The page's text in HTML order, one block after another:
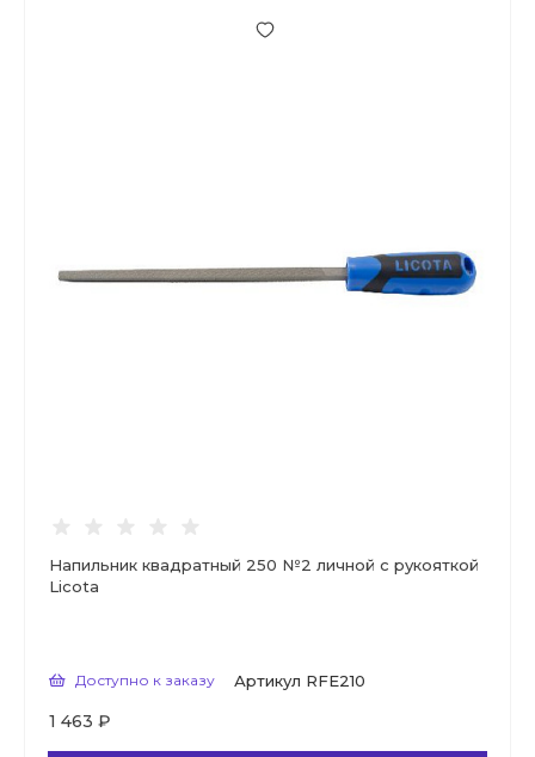
Напильник квадратный 250 №2 личной с рукояткой
Licota
Доступно к заказу Артикул RFE210
1 463 ₽